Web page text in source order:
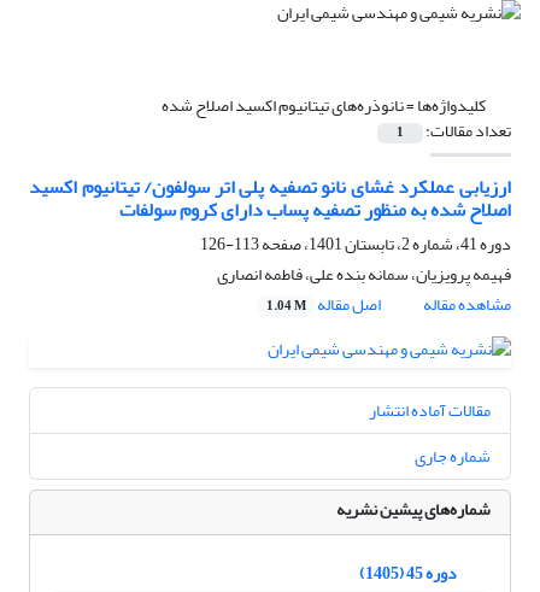
کلیدواژه‌ها =نانوذره‌های تیتانیوم اکسید اصلاح شده
تعداد مقالات: 1
ارزیابی عملکرد غشای نانو تصفیه پلی اتر سولفون/ تیتانیوم اکسید
اصلاح شده به منظور تصفیه پساب دارای کروم سولفات
دوره 41، شماره 2، تابستان 1401، صفحه
113-126
فهیمه پرویزیان، سمانه بنده علی، فاطمه انصاری
مشاهده مقاله
اصل مقاله 1.04 M
مقالات آماده انتشار
شماره جاری
شماره‌های پیشین نشریه
دوره 45 (1405)